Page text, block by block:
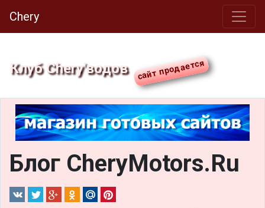
Chery
Клуб Chery'водов
Блог CheryMotors.Ru